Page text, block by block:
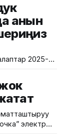
анын
2025-
өлкөгө
көңүл
бөгөт коюу
электр